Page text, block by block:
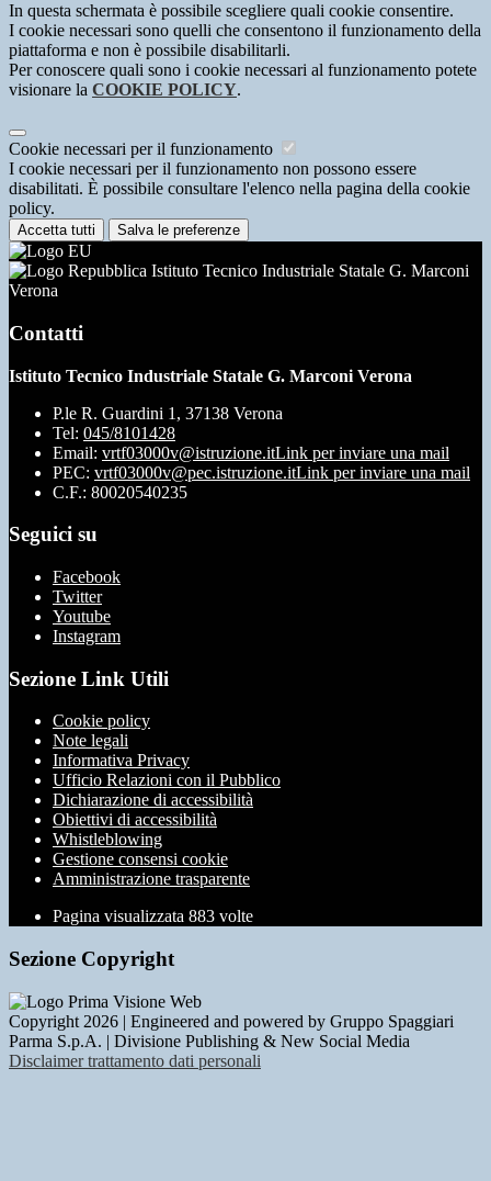
In questa schermata è possibile scegliere quali cookie consentire.
I cookie necessari sono quelli che consentono il funzionamento della
piattaforma e non è possibile disabilitarli.
Per conoscere quali sono i cookie necessari al funzionamento potete
visionare la COOKIE POLICY.
Cookie necessari per il funzionamento
I cookie necessari per il funzionamento non possono essere
disabilitati. È possibile consultare l'elenco nella pagina della cookie
policy.
Accetta tutti Salva le preferenze
Istituto Tecnico Industriale Statale G. Marconi
Verona
Contatti
Istituto Tecnico Industriale Statale G. Marconi Verona
P.le R. Guardini 1, 37138 Verona
Tel: 045/8101428
Email: vrtf03000v@istruzione.itLink per inviare una mail
PEC: vrtf03000v@pec.istruzione.itLink per inviare una mail
C.F.: 80020540235
Seguici su
Facebook
Twitter
Youtube
Instagram
Sezione Link Utili
Cookie policy
Note legali
Informativa Privacy
Ufficio Relazioni con il Pubblico
Dichiarazione di accessibilità
Obiettivi di accessibilità
Whistleblowing
Gestione consensi cookie
Amministrazione trasparente
Pagina visualizzata 883 volte
Sezione Copyright
Copyright 2026 | Engineered and powered by Gruppo Spaggiari
Parma S.p.A. | Divisione Publishing & New Social Media
Disclaimer trattamento dati personali